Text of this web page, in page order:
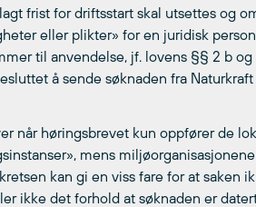
frist for driftsstart skal utsettes og
eller plikter» for en juridisk person
til anvendelse, jf. lovens §§ 2 b og
å sende søknaden fra Naturkraft
når høringsbrevet kun oppfører de
mens
kan gi en viss fare for at saken
ikke det forhold at søknaden er datert